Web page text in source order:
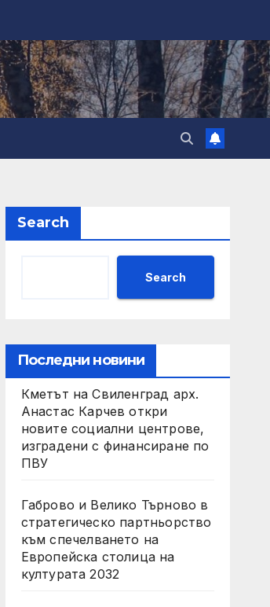
Search
Search
Последни новини
Кметът на Свиленград арх.
Анастас Карчев откри
новите социални центрове,
изградени с финансиране по
ПВУ
Габрово и Велико Търново в
стратегическо партньорство
към спечелването на
Европейска столица на
културата 2032